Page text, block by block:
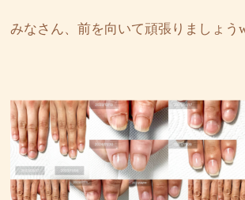
みなさん、前を向いて頑張りましょう